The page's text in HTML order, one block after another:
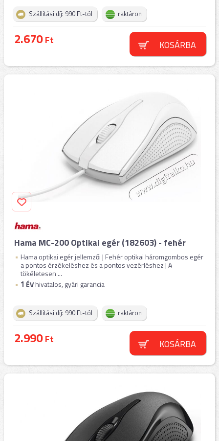
Szállítási díj: 990 Ft-tól raktáron
2.670Ft KOSÁRBA
Hama MC-200 Optikai egér (182603) - fehér
Hama optikai egér jellemzői | Fehér optikai háromgombos egér
a pontos érzékeléshez és a pontos vezérléshez | A
tökéletesen ...
1 ÉVhivatalos, gyári garancia
Szállítási díj: 990 Ft-tól raktáron
2.990Ft KOSÁRBA